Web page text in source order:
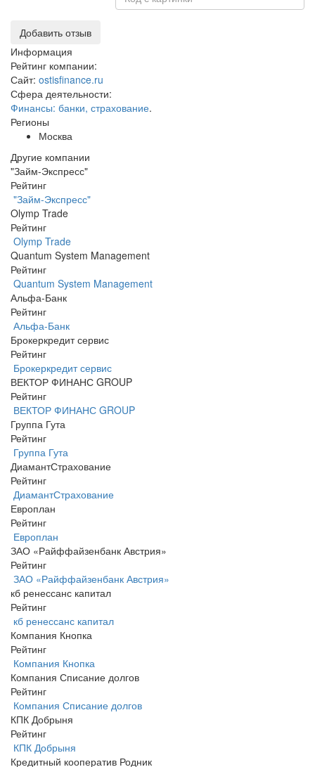
Добавить отзыв
Информация
Рейтинг компании:
Сайт: ostisfinance.ru
Сфера деятельности:
Финансы: банки, страхование.
Регионы
Москва
Другие компании
"Займ-Экспресс"
Рейтинг
"Займ-Экспресс"
Olymp Trade
Рейтинг
Olymp Trade
Quantum System Management
Рейтинг
Quantum System Management
Альфа-Банк
Рейтинг
Альфа-Банк
Брокеркредит сервис
Рейтинг
Брокеркредит сервис
ВЕКТОР ФИНАНС GROUP
Рейтинг
ВЕКТОР ФИНАНС GROUP
Группа Гута
Рейтинг
Группа Гута
ДиамантСтрахование
Рейтинг
ДиамантСтрахование
Европлан
Рейтинг
Европлан
ЗАО «Райффайзенбанк Австрия»
Рейтинг
ЗАО «Райффайзенбанк Австрия»
кб ренессанс капитал
Рейтинг
кб ренессанс капитал
Компания Кнопка
Рейтинг
Компания Кнопка
Компания Списание долгов
Рейтинг
Компания Списание долгов
КПК Добрыня
Рейтинг
КПК Добрыня
Кредитный кооператив Родник